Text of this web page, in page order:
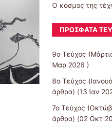
Ο κόσμος της
ΠΡΌΣΦΑΤΑ
9ο Τεύχος
Μαρ 2026 )
8o Τεύχος
άρθρα) (13 Ιαν
7ο Τεύχος
άρθρα) (02 Οκτ